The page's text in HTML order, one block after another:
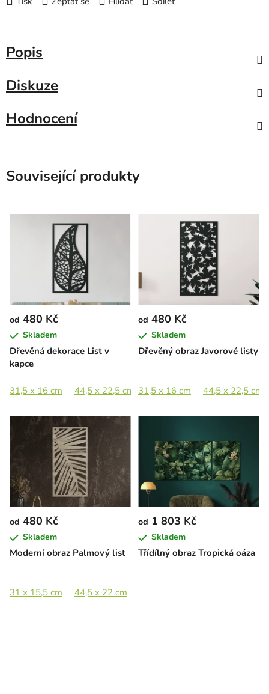
Popis
Diskuze
Hodnocení
Související produkty
Dřevěná dekorace List v
kapce
od 480 Kč
Skladem
31,5 x 16 cm 44,5 x 22,5 cm 65 x 33 cm 89 x 45 cm
Dřevěný obraz Javorové listy
od 480 Kč
Skladem
31,5 x 16 cm 44,5 x 22,5 cm
Moderní obraz Palmový list
od 480 Kč
Skladem
31 x 15,5 cm 44,5 x 22 cm
Třídílný obraz Tropická oáza
od 1 803 Kč
Skladem